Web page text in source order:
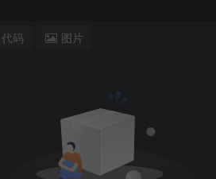
代码 图片